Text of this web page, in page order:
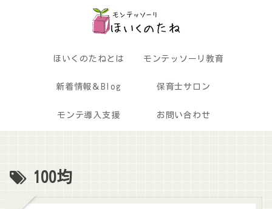
ほいくのたねとは モンテッソーリ教育
新着情報＆Blog 保育士サロン
モンテ導入支援 お問い合わせ
100均